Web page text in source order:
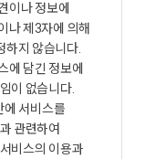
이나 정보에
나 제3자에 의해
하지 않습니다.
에 담긴 정보에
이 없습니다.
에 서비스를
관련하여
비스의 이용과